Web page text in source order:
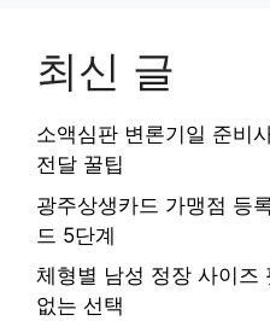
최신 글
소액심판 변론기일 준비
전달 꿀팁
광주상생카드 가맹점 등
드 5단계
체형별 남성 정장 사이즈
없는 선택